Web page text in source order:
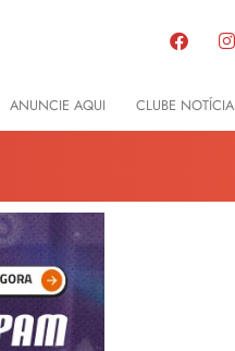
ANUNCIE AQUI CLUBE NOTÍCIA